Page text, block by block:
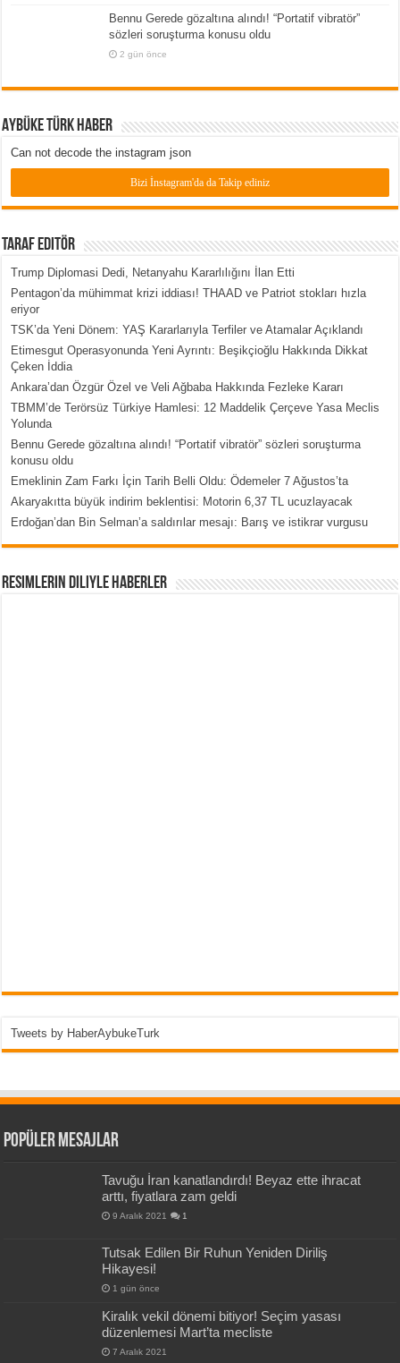
Bennu Gerede gözaltına alındı! “Portatif vibratör”
sözleri soruşturma konusu oldu
2 gün önce
Aybüke Türk Haber
Can not decode the instagram json
Bizi İnstagram'da da Takip ediniz
Taraf Editör
Trump Diplomasi Dedi, Netanyahu Kararlılığını İlan Etti
Pentagon’da mühimmat krizi iddiası! THAAD ve Patriot stokları hızla
eriyor
TSK’da Yeni Dönem: YAŞ Kararlarıyla Terfiler ve Atamalar Açıklandı
Etimesgut Operasyonunda Yeni Ayrıntı: Beşikçioğlu Hakkında Dikkat
Çeken İddia
Ankara’dan Özgür Özel ve Veli Ağbaba Hakkında Fezleke Kararı
TBMM’de Terörsüz Türkiye Hamlesi: 12 Maddelik Çerçeve Yasa Meclis
Yolunda
Bennu Gerede gözaltına alındı! “Portatif vibratör” sözleri soruşturma
konusu oldu
Emeklinin Zam Farkı İçin Tarih Belli Oldu: Ödemeler 7 Ağustos’ta
Akaryakıtta büyük indirim beklentisi: Motorin 6,37 TL ucuzlayacak
Erdoğan’dan Bin Selman’a saldırılar mesajı: Barış ve istikrar vurgusu
Resimlerin Diliyle Haberler
Tweets by HaberAybukeTurk
Popüler Mesajlar
Tavuğu İran kanatlandırdı! Beyaz ette ihracat
arttı, fiyatlara zam geldi
9 Aralık 2021 1
Tutsak Edilen Bir Ruhun Yeniden Diriliş
Hikayesi!
1 gün önce
Kiralık vekil dönemi bitiyor! Seçim yasası
düzenlemesi Mart’ta mecliste
7 Aralık 2021